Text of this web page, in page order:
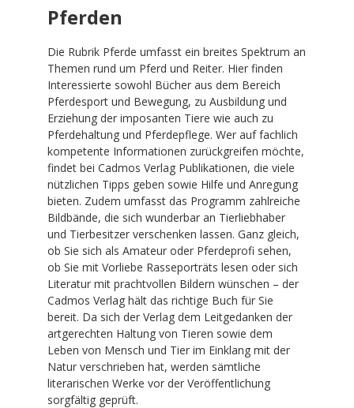
Pferden
Die Rubrik Pferde umfasst ein breites Spektrum an
Themen rund um Pferd und Reiter. Hier finden
Interessierte sowohl Bücher aus dem Bereich
Pferdesport und Bewegung, zu Ausbildung und
Erziehung der imposanten Tiere wie auch zu
Pferdehaltung und Pferdepflege. Wer auf fachlich
kompetente Informationen zurückgreifen möchte,
findet bei Cadmos Verlag Publikationen, die viele
nützlichen Tipps geben sowie Hilfe und Anregung
bieten. Zudem umfasst das Programm zahlreiche
Bildbände, die sich wunderbar an Tierliebhaber
und Tierbesitzer verschenken lassen. Ganz gleich,
ob Sie sich als Amateur oder Pferdeprofi sehen,
ob Sie mit Vorliebe Rasseporträts lesen oder sich
Literatur mit prachtvollen Bildern wünschen – der
Cadmos Verlag hält das richtige Buch für Sie
bereit. Da sich der Verlag dem Leitgedanken der
artgerechten Haltung von Tieren sowie dem
Leben von Mensch und Tier im Einklang mit der
Natur verschrieben hat, werden sämtliche
literarischen Werke vor der Veröffentlichung
sorgfältig geprüft.